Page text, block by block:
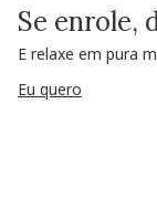
Se enrole,
E relaxe em pura
Eu quero